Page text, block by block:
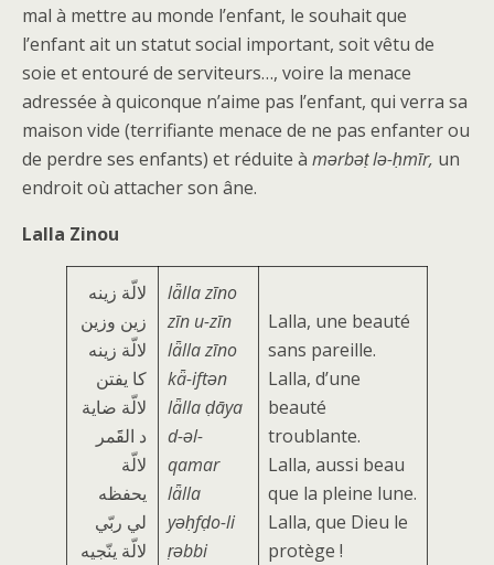
mal à mettre au monde l’enfant, le souhait que
l’enfant ait un statut social important, soit vêtu de
soie et entouré de serviteurs…, voire la menace
adressée à quiconque n’aime pas l’enfant, qui verra sa
maison vide (terrifiante menace de ne pas enfanter ou
de perdre ses enfants) et réduite à mǝrbǝṭ lǝ-ḥmīr, un
endroit où attacher son âne.
Lalla Zinou
لالّة زینه
زین وزین
لالّة زینه
كا یفتن
لالّة ضایة
د القََمر
لالّة
یحفظه
لي ربّي
لالّة ینّجیه
lǟlla zīno
zīn u-zīn
lǟlla zīno
kǟ-iftǝn
lǟlla ḍāya
d-ǝl-
qamar
lǟlla
yǝḥfḍo-li
ṛǝbbi
Lalla, une beauté
sans pareille.
Lalla, d’une
beauté
troublante.
Lalla, aussi beau
que la pleine lune.
Lalla, que Dieu le
protège !